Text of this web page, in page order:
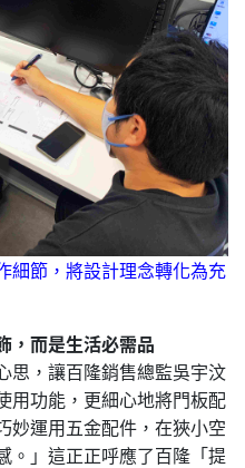
細節，將設計理念轉化為充
，而是生活必需品
思，讓百隆銷售總監吳宇汶
用功能，更細心地將門板配
妙運用五金配件，在狹小空
。」這正正呼應了百隆「提